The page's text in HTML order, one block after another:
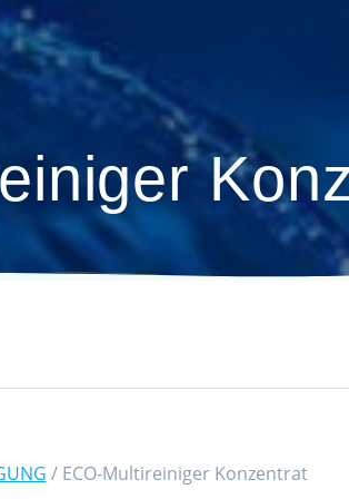
springen
/ ECO-Multireiniger Konzentrat